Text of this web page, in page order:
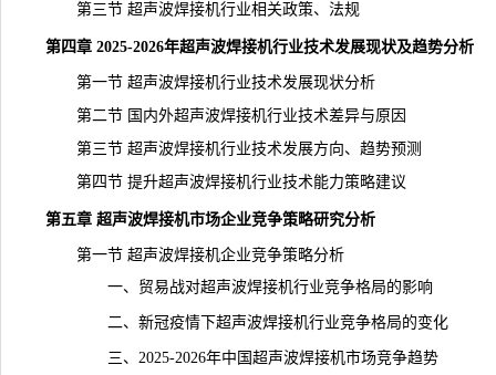
第三节 超声波焊接机行业相关政策、法规
第四章 2025-2026年超声波焊接机行业技术发展现状及趋势分析
第一节 超声波焊接机行业技术发展现状分析
第二节 国内外超声波焊接机行业技术差异与原因
第三节 超声波焊接机行业技术发展方向、趋势预测
第四节 提升超声波焊接机行业技术能力策略建议
第五章 超声波焊接机市场企业竞争策略研究分析
第一节 超声波焊接机企业竞争策略分析
一、贸易战对超声波焊接机行业竞争格局的影响
二、新冠疫情下超声波焊接机行业竞争格局的变化
三、2025-2026年中国超声波焊接机市场竞争趋势